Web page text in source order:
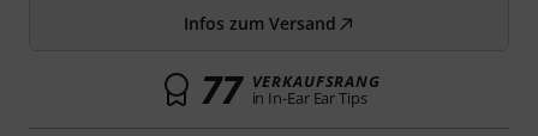
Infos zum Versand
77 VERKAUFSRANG
in In-Ear Ear Tips